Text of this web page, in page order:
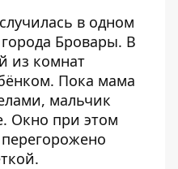
в одном
Бровары. В
из комнат
Пока мама
мальчик
Окно при этом